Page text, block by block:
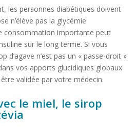
les personnes diabétiques doivent
n’élève pas la glycémie
consommation importante peut
sur le long terme. Si vous
d’agave n’est pas un « passe-droit »
vos apports glucidiques globaux
validée par votre médecin.
le miel, le sirop